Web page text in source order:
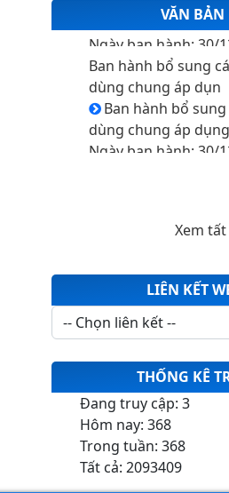
VĂN
Ban hành bổ sung
dùng chung áp dụn
Ban hành bổ sung
dùng chung áp
giám định, thanh
Ngày ban hành: 30/
dùng chung ápXem tất
LIÊN KẾT
THỐNG KÊ
Đang truy cập: 3
Hôm nay: 368
Trong tuần: 368
Tất cả: 2093409